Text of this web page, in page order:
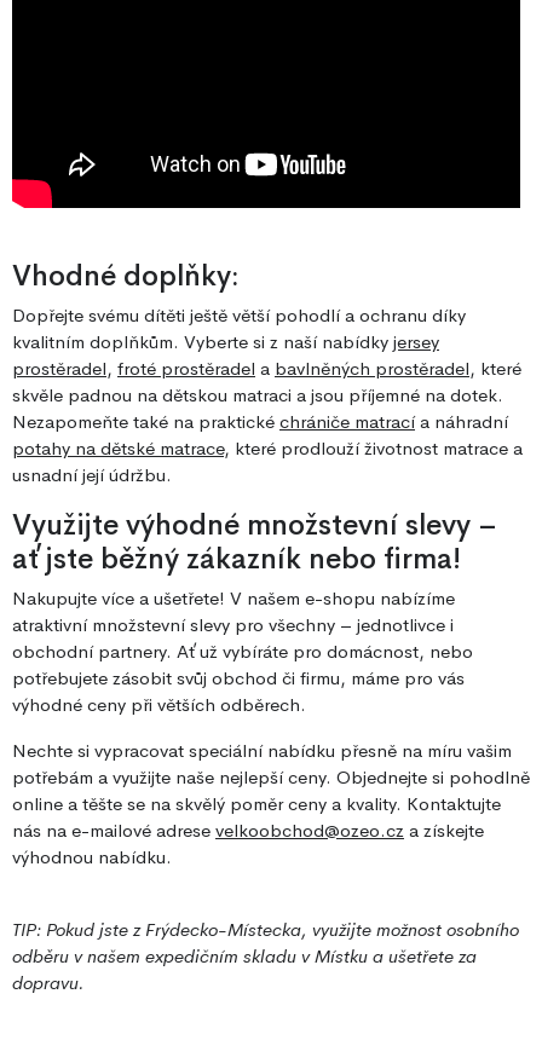
Vhodné doplňky:
Dopřejte svému dítěti ještě větší pohodlí a ochranu díky
kvalitním doplňkům. Vyberte si z naší nabídky jersey
prostěradel, froté prostěradel a bavlněných prostěradel, které
skvěle padnou na dětskou matraci a jsou příjemné na dotek.
Nezapomeňte také na praktické chrániče matracía náhradní
potahy na dětské matrace, které prodlouží životnost matrace a
usnadní její údržbu.
Využijte výhodné množstevní slevy –
ať jste běžný zákazník nebo firma!
Nakupujte více a ušetřete! V našem e-shopu nabízíme
atraktivní množstevní slevy pro všechny – jednotlivce i
obchodní partnery. Ať už vybíráte pro domácnost, nebo
potřebujete zásobit svůj obchod či firmu, máme pro vás
výhodné ceny při větších odběrech.
Nechte si vypracovat speciální nabídku přesně na míru vašim
potřebám a využijte naše nejlepší ceny. Objednejte si pohodlně
online a těšte se na skvělý poměr ceny a kvality. Kontaktujte
nás na e-mailové adrese velkoobchod@ozeo.cz a získejte
výhodnou nabídku.
TIP: Pokud jste z Frýdecko-Místecka, využijte možnost osobního
odběru v našem expedičním skladu v Místku a ušetřete za
dopravu.